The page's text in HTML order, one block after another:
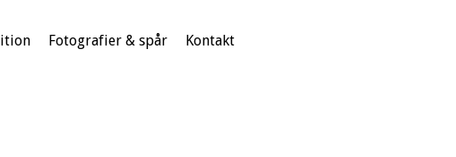
Fotografier & spår Kontakt